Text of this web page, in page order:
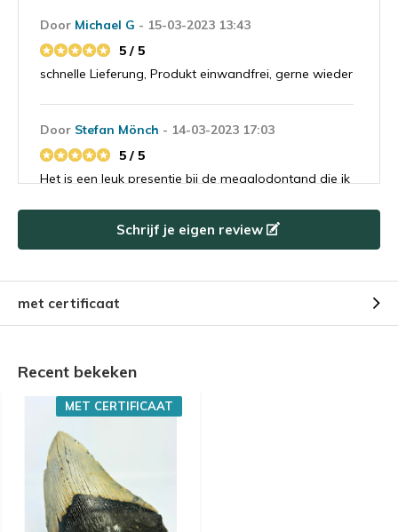
Door Michael G - 15-03-2023 13:43
5 / 5
schnelle Lieferung, Produkt einwandfrei, gerne wieder
Door Stefan Mönch - 14-03-2023 17:03
5 / 5
Het is een leuk presentje bij de megalodontand die ik
gegeven aan mijn buurjongetje van 9 die is er
helemaal gek van. Ik denk dat hij ook een
Zahn sieht genau wie abgebildet aus. Lieferung sehr
Echtheitszertifikat rasch beantwortet. Kann den Shop
DoorAlberto- 09-11-2022 15:45
4 / 5
Schrijf je eigen review
met certificaat
Recent bekeken
MET CERTIFICAAT